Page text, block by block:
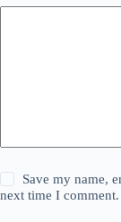
Save my name,
next time I comment.